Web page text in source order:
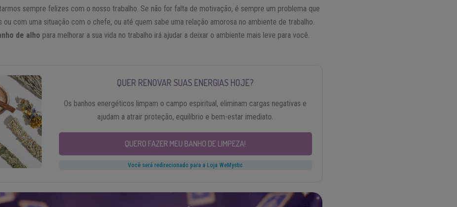
sempre felizes com o nosso trabalho. Se não for falta de motivação, é sempre um problema que
com uma situação com o chefe, ou até quem sabe uma relação amorosa no ambiente de trabalho.
de alho para melhorar a sua vida no trabalho irá ajudar a deixar o ambiente mais leve para você.
QUER RENOVAR SUAS ENERGIAS HOJE?
Os banhos energéticos limpam o campo espiritual, eliminam cargas negativas e
ajudam a atrair proteção, equilíbrio e bem-estar imediato.
QUERO FAZER MEU BANHO DE LIMPEZA!
Você será redirecionado para a Loja WeMystic